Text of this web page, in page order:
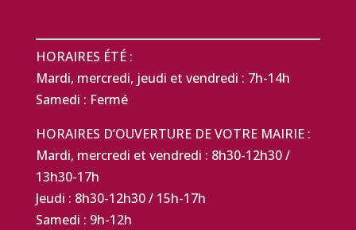
HORAIRES ÉTÉ :
Mardi, mercredi, jeudi et vendredi : 7h-14h
Samedi : Fermé
HORAIRES D’OUVERTURE DE VOTRE MAIRIE :
Mardi, mercredi et vendredi : 8h30-12h30 /
13h30-17h
Jeudi : 8h30-12h30 / 15h-17h
Samedi : 9h-12h